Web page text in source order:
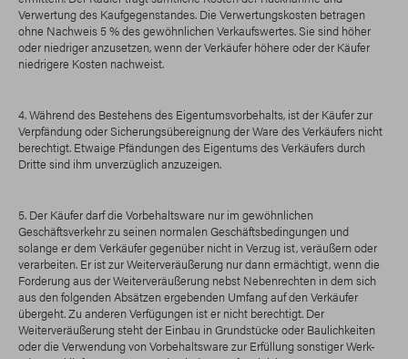
Verwertung des Kaufgegenstandes. Die Verwertungskosten betragen
ohne Nachweis 5 % des gewöhnlichen Verkaufswertes. Sie sind höher
oder niedriger anzusetzen, wenn der Verkäufer höhere oder der Käufer
niedrigere Kosten nachweist.
4. Während des Bestehens des Eigentumsvorbehalts, ist der Käufer zur
Verpfändung oder Sicherungsübereignung der Ware des Verkäufers nicht
berechtigt. Etwaige Pfändungen des Eigentums des Verkäufers durch
Dritte sind ihm unverzüglich anzuzeigen.
5. Der Käufer darf die Vorbehaltsware nur im gewöhnlichen
Geschäftsverkehr zu seinen normalen Geschäftsbedingungen und
solange er dem Verkäufer gegenüber nicht in Verzug ist, veräußern oder
verarbeiten. Er ist zur Weiterveräußerung nur dann ermächtigt, wenn die
Forderung aus der Weiterveräußerung nebst Nebenrechten in dem sich
aus den folgenden Absätzen ergebenden Umfang auf den Verkäufer
übergeht. Zu anderen Verfügungen ist er nicht berechtigt. Der
Weiterveräußerung steht der Einbau in Grundstücke oder Baulichkeiten
oder die Verwendung von Vorbehaltsware zur Erfüllung sonstiger Werk-